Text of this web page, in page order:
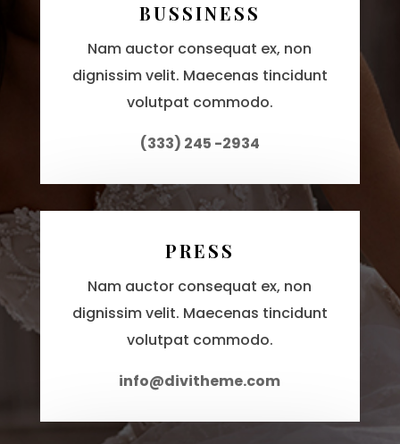
BUSSINESS
Nam auctor consequat ex, non
dignissim velit. Maecenas tincidunt
volutpat commodo.
(333) 245 -2934
PRESS
Nam auctor consequat ex, non
dignissim velit. Maecenas tincidunt
volutpat commodo.
info@divitheme.com